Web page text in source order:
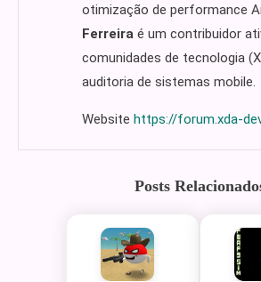
otimização de performance
Ferreira é um contribuidor
comunidades de tecnologia
auditoria de sistemas mobile.
Website https://forum.xda-
Posts